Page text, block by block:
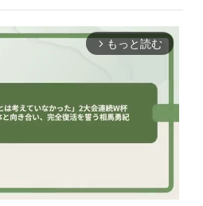
arrow_forward_ios もっと読む